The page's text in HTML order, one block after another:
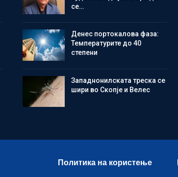
се…
Денес портокалова фаза:
Температурите до 40
степени
Западнонилската треска се
шири во Скопје и Велес
Политика на користење